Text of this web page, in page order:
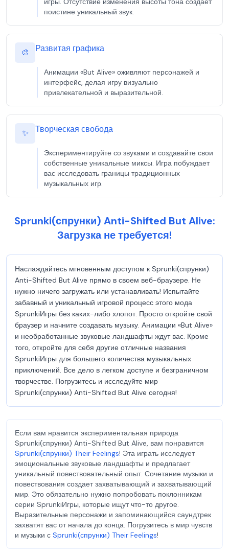
поистине уникальный звук.
🎨 Развитая графика
Анимации «But Alive» оживляют персонажей и
интерфейс, делая игру визуально
привлекательной и выразительной.
✨ Творческая свобода
Экспериментируйте со звуками и создавайте свои
собственные уникальные миксы. Игра побуждает
вас исследовать границы традиционных
музыкальных игр.
Sprunki(спрунки) Anti-Shifted But Alive:
Загрузка не требуется!
Наслаждайтесь мгновенным доступом к Sprunki(спрунки)
Anti-Shifted But Alive прямо в своем веб-браузере. Не
нужно ничего загружать или устанавливать! Испытайте
забавный и уникальный игровой процесс этого мода
SprunkiИгры без каких-либо хлопот. Просто откройте свой
браузер и начните создавать музыку. Анимации «But Alive»
и необработанные звуковые ландшафты ждут вас. Кроме
того, откройте для себя другие отличные названия
SprunkiИгры для большего количества музыкальных
приключений. Все дело в легком доступе и безграничном
творчестве. Погрузитесь и исследуйте мир
Sprunki(спрунки) Anti-Shifted But Alive сегодня!
Если вам нравится экспериментальная природа
Sprunki(спрунки) Anti-Shifted But Alive, вам понравится
Sprunki(спрунки) Their Feelings! Эта играть исследует
эмоциональные звуковые ландшафты и предлагает
уникальный повествовательный опыт. Сочетание музыки и
повествования создает захватывающий и захватывающий
мир. Это обязательно нужно попробовать поклонникам
серии SprunkiИгры, которые ищут что-то другое.
Выразительные персонажи и запоминающийся саундтрек
захватят вас от начала до конца. Погрузитесь в мир чувств
и музыки с Sprunki(спрунки) Their Feelings!